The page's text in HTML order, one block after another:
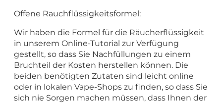
Offene Rauchflüssigkeitsformel:
Wir haben die Formel für die Räucherflüssigkeit
in unserem Online-Tutorial zur Verfügung
gestellt, so dass Sie Nachfüllungen zu einem
Bruchteil der Kosten herstellen können. Die
beiden benötigten Zutaten sind leicht online
oder in lokalen Vape-Shops zu finden, so dass Sie
sich nie Sorgen machen müssen, dass Ihnen der